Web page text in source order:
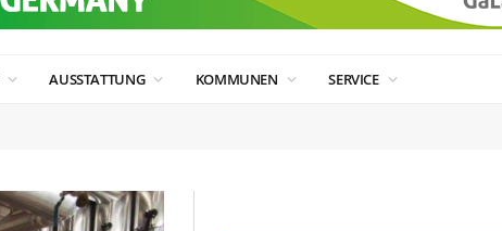
AUSSTATTUNG KOMMUNEN SERVICE